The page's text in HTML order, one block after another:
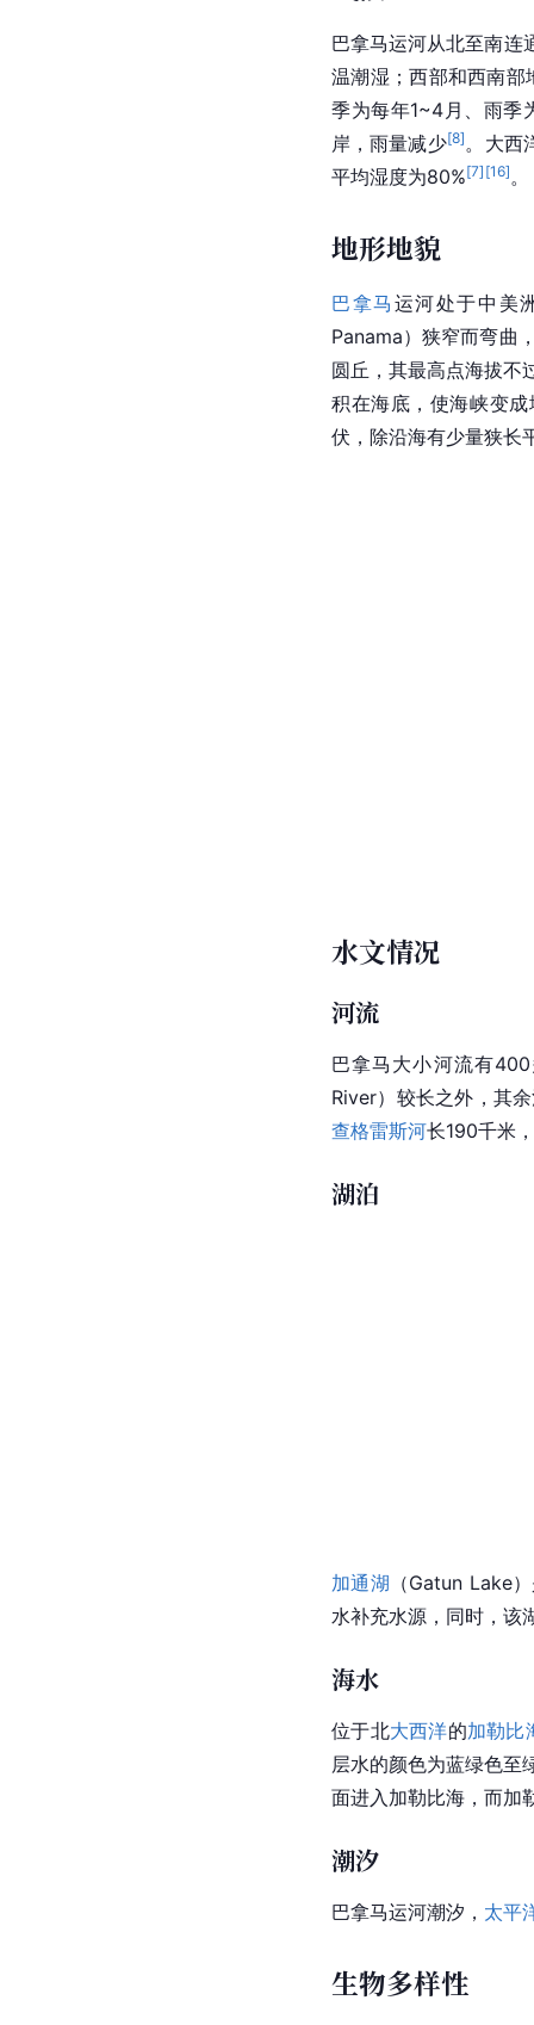
巴拿马运河从北至南连
温潮湿；西部和西南
季为每年1~4月、雨季
岸，雨量减少[8] 。 大西
平均湿度为80%[7] [16] 。
地形地貌
巴拿马 运河处于中美
Panama）狭窄而弯曲
圆丘，其最高点海拔不
积在海底，使海峡变
伏，除沿海有少量狭长
水文情况
河流
巴拿马 大小河流有
River）较长之外，其
查格雷斯河长190千米
湖泊
加通湖 （Gatun Lake
水补充水源，同时，该
海水
位于北大西洋的加勒比
层水的颜色为蓝绿色至
面进入加勒比海，而加
潮汐
巴拿马运河潮汐 ， 太平
生物多样性